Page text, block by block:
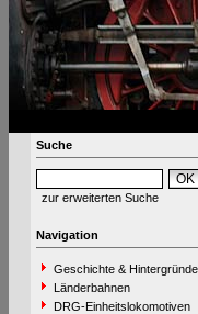
Suche
zur erweiterten Suche
Navigation
Geschichte & Hintergründe
Länderbahnen
DRG-Einheitslokomotiven